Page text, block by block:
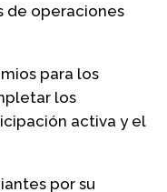
de operaciones
para los
los
activa y el
por su